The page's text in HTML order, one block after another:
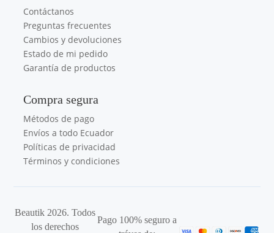
Contáctanos
Preguntas frecuentes
Cambios y devoluciones
Estado de mi pedido
Garantía de productos
Compra segura
Métodos de pago
Envíos a todo Ecuador
Políticas de privacidad
Términos y condiciones
Beautik 2026. Todos
los derechos
Pago 100% seguro a